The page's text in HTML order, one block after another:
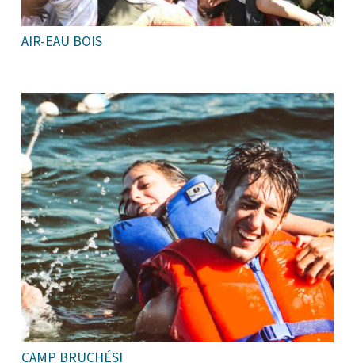
AIR-EAU BOIS
CAMP BRUCHÉSI